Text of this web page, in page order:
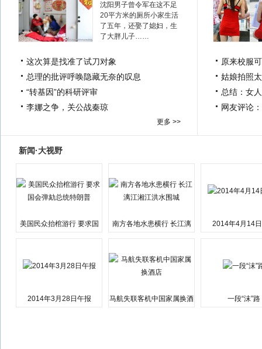
沈阳男子曾令军在这不足
20平方米的厕所小家生活
了五年，还娶了媳妇，生
了大胖儿子……
这次算是找准了试刀对象
总理的批评呼唤隐藏无奈的叹息
“转基因”的科研评审
李娜之争，关公战秦琼
更多 >>
原来校服
姑娘拍照
总结：女
网友评论
新闻·大视野
美国民众抬棺游行 要求国
南方各地水患横行 长江漓
2014年4月14
2014年3月28日午报
马航失联客机中国家属换酒
一段“沫”路